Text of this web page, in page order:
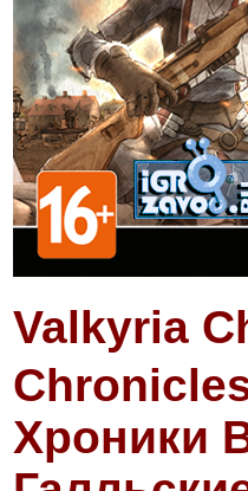
Valkyria
Хроники